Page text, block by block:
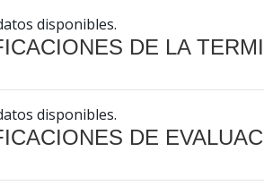
disponibles.
DE LA
disponibles.
DE